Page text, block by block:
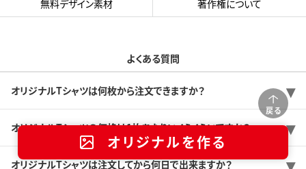
戻る
オリジナルを作る
無料デザイン素材
著作権について
よくある質問
オリジナルTシャツは何枚から注文できますか？
オリジナルTシャツの価格は1枚あたりいくらくらいですか？
オリジナルTシャツは注文してから何日で出来ますか？